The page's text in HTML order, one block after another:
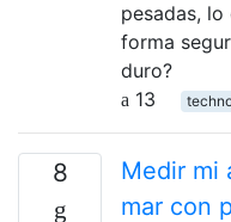
pesadas, lo
forma
duro?
13
8
Medir mi
mar con